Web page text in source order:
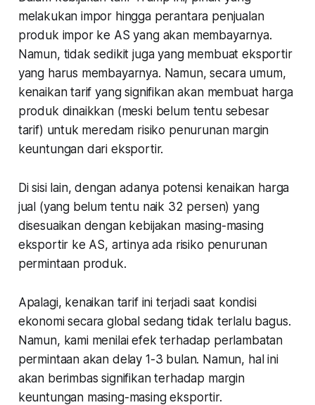
melakukan impor hingga perantara penjualan
produk impor ke AS yang akan membayarnya.
Namun, tidak sedikit juga yang membuat eksportir
yang harus membayarnya. Namun, secara umum,
kenaikan tarif yang signifikan akan membuat harga
produk dinaikkan (meski belum tentu sebesar
tarif) untuk meredam risiko penurunan margin
keuntungan dari eksportir.
Di sisi lain, dengan adanya potensi kenaikan harga
jual (yang belum tentu naik 32 persen) yang
disesuaikan dengan kebijakan masing-masing
eksportir ke AS, artinya ada risiko penurunan
permintaan produk.
Apalagi, kenaikan tarif ini terjadi saat kondisi
ekonomi secara global sedang tidak terlalu bagus.
Namun, kami menilai efek terhadap perlambatan
permintaan akan delay 1-3 bulan. Namun, hal ini
akan berimbas signifikan terhadap margin
keuntungan masing-masing eksportir.